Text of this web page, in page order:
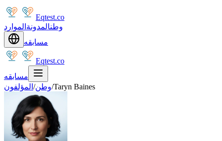
Eqtest.co
وطنالمدونة الموارد
مسابقه
Eqtest.co
مسابقه
وطن/ المؤلفون /Taryn Baines